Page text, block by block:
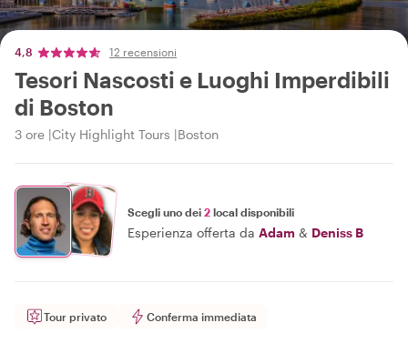
4,8 12 recensioni
Tesori Nascosti e Luoghi Imperdibili
di Boston
3 ore City Highlight Tours Boston
Scegli uno dei 2 local disponibili
Esperienza offerta da Adam & Deniss B
Tour privato Conferma immediata